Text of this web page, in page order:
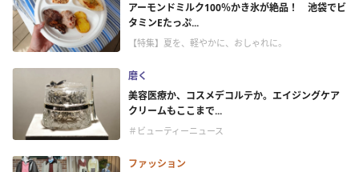
アーモンドミルク100％かき氷が絶品！ 池袋でビ
タミンEたっぷ...
【特集】夏を、軽やかに、おしゃれに。
磨く
美容医療か、コスメデコルテか。エイジングケア
クリームもここまで...
＃ビューティーニュース
ファッション